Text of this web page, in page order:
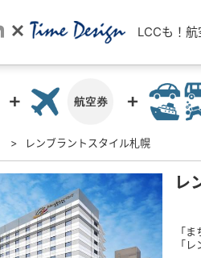
LCCも！航
レンブラントスタイル札幌
レ
「
「